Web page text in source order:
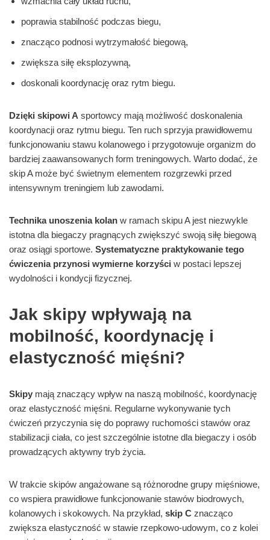
poprawia stabilność podczas biegu,
znacząco podnosi wytrzymałość biegową,
zwiększa siłę eksplozywną,
doskonali koordynację oraz rytm biegu.
Dzięki skipowi A sportowcy mają możliwość doskonalenia
koordynacji oraz rytmu biegu. Ten ruch sprzyja prawidłowemu
funkcjonowaniu stawu kolanowego i przygotowuje organizm do
bardziej zaawansowanych form treningowych. Warto dodać, że
skip A może być świetnym elementem rozgrzewki przed
intensywnym treningiem lub zawodami.
Technika unoszenia kolan w ramach skipu A jest niezwykle
istotna dla biegaczy pragnących zwiększyć swoją siłę biegową
oraz osiągi sportowe. Systematyczne praktykowanie tego
ćwiczenia przynosi wymierne korzyści w postaci lepszej
wydolności i kondycji fizycznej.
Jak skipy wpływają na
mobilność, koordynację i
elastyczność mięśni?
Skipy mają znaczący wpływ na naszą mobilność, koordynację
oraz elastyczność mięśni. Regularne wykonywanie tych
ćwiczeń przyczynia się do poprawy ruchomości stawów oraz
stabilizacji ciała, co jest szczególnie istotne dla biegaczy i osób
prowadzących aktywny tryb życia.
W trakcie skipów angażowane są różnorodne grupy mięśniowe,
co wspiera prawidłowe funkcjonowanie stawów biodrowych,
kolanowych i skokowych. Na przykład, skip C znacząco
zwiększa elastyczność w stawie rzepkowo-udowym, co z kolei